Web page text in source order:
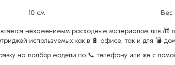
10 см Вес
незаменимым расходным материалом для
используемых как в 🔋 офисе, так и для 💣
на подбор модели по 📞 телефону или же с